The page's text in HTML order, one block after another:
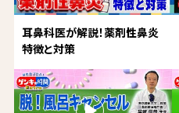
耳鼻科医が解説！薬剤性鼻炎
特徴と対策